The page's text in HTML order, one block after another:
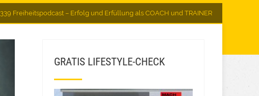
339 Freiheitspodcast – Erfolg und Erfüllung als COACH und TRAINER
GRATIS LIFESTYLE-CHECK